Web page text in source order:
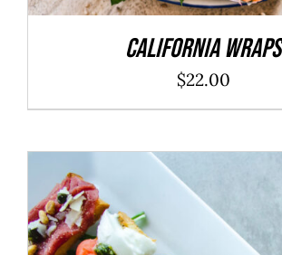
California Wraps
$22.00